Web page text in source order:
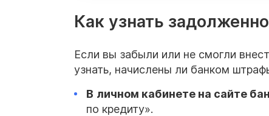
Как узнать
Если вы забыли или не смогли
узнать, начислены ли банком
В личном кабинете на сайте
по кредиту».